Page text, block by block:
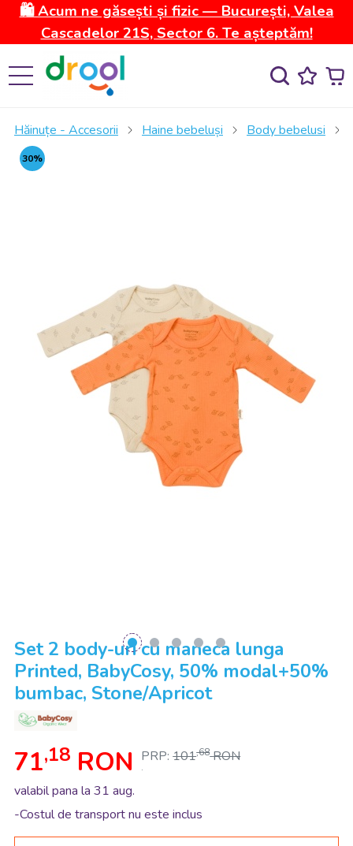
🛍️ Acum ne găsești și fizic — București, Valea
Cascadelor 21S, Sector 6. Te așteptăm!
Hăinuțe - Accesorii Haine bebeluși Body bebelusi
30%
Set 2 body-uri cu maneca lunga
Printed, BabyCosy, 50% modal+50%
bumbac, Stone/Apricot
71,18 RON PRP: 101,68 RON
.
valabil pana la 31 aug.
-Costul de transport nu este inclus